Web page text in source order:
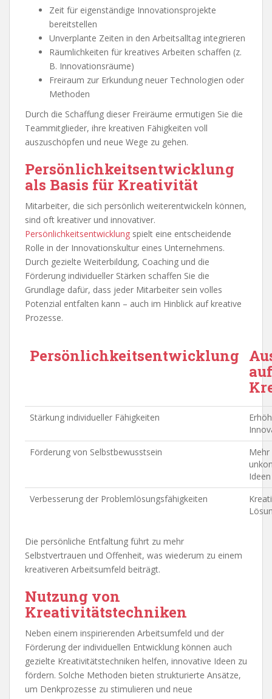
Zeit für eigenständige Innovationsprojekte
bereitstellen
Unverplante Zeiten in den Arbeitsalltag integrieren
Räumlichkeiten für kreatives Arbeiten schaffen (z.
B. Innovationsräume)
Freiraum zur Erkundung neuer Technologien oder
Methoden
Durch die Schaffung dieser Freiräume ermutigen Sie die
Teammitglieder, ihre kreativen Fähigkeiten voll
auszuschöpfen und neue Wege zu gehen.
Persönlichkeitsentwicklung
als Basis für Kreativität
Mitarbeiter, die sich persönlich weiterentwickeln können,
sind oft kreativer und innovativer.
Persönlichkeitsentwicklung spielt eine entscheidende
Rolle in der Innovationskultur eines Unternehmens.
Durch gezielte Weiterbildung, Coaching und die
Förderung individueller Stärken schaffen Sie die
Grundlage dafür, dass jeder Mitarbeiter sein volles
Potenzial entfalten kann – auch im Hinblick auf kreative
Prozesse.
Persönlichkeitsentwicklung
auf
Stärkung individueller Fähigkeiten
Förderung von Selbstbewusstsein
Ideen
Verbesserung der Problemlösungsfähigkeiten
Die persönliche Entfaltung führt zu mehr
Selbstvertrauen und Offenheit, was wiederum zu einem
kreativeren Arbeitsumfeld beiträgt.
Nutzung von
Kreativitätstechniken
Neben einem inspirierenden Arbeitsumfeld und der
Förderung der individuellen Entwicklung können auch
gezielte Kreativitätstechniken helfen, innovative Ideen zu
fördern. Solche Methoden bieten strukturierte Ansätze,
um Denkprozesse zu stimulieren und neue